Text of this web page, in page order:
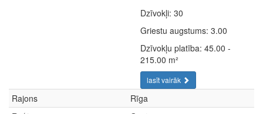
Dzīvokļi: 30
Griestu augstums: 3.00
Dzīvokļu platība: 45.00 -
215.00 m²
lasīt vairāk
Rajons
Rīga